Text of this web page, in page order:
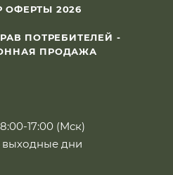
ОФЕРТЫ 2026
ПОТРЕБИТЕЛЕЙ -
ПРОДАЖА
17:00 (Мск)
выходные дни